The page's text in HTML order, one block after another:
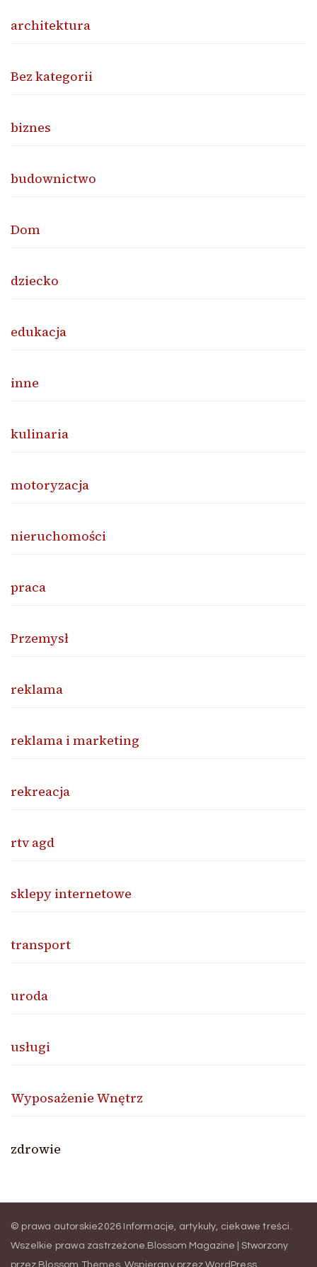
architektura
Bez kategorii
biznes
budownictwo
Dom
dziecko
edukacja
inne
kulinaria
motoryzacja
nieruchomości
praca
Przemysł
reklama
reklama i marketing
rekreacja
rtv agd
sklepy internetowe
transport
uroda
usługi
Wyposażenie Wnętrz
zdrowie
© prawa autorskie2026 Informacje, artykuły, ciekawe treści .
Wszelkie prawa zastrzeżone. Blossom Magazine | Stworzony